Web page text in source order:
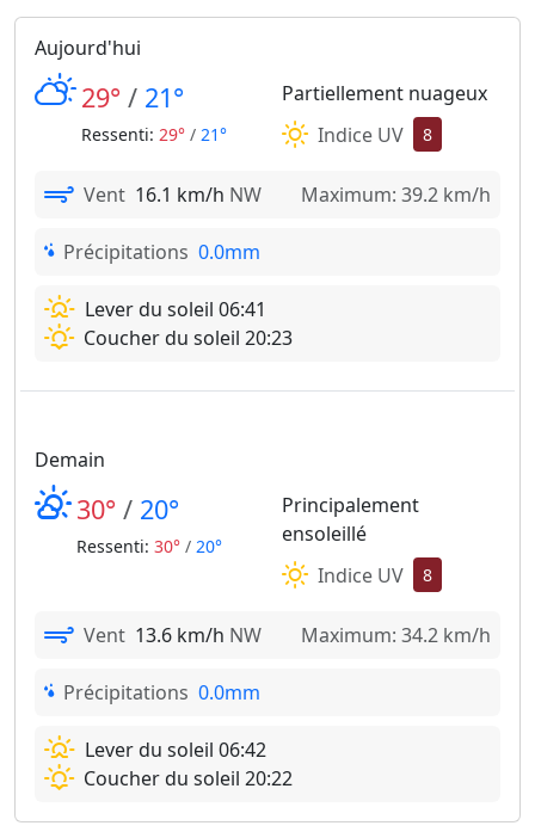
Aujourd'hui
29° / 21°
Ressenti: 29° / 21°
Partiellement nuageux
Indice UV
8
Vent 16.1 km/h NW Maximum: 39.2 km/h
Précipitations 0.0mm
Lever du soleil 06:41
Coucher du soleil 20:23
Demain
30° / 20°
Ressenti: 30° / 20°
Principalement
ensoleillé
Indice UV
8
Vent 13.6 km/h NW Maximum: 34.2 km/h
Précipitations 0.0mm
Lever du soleil 06:42
Coucher du soleil 20:22